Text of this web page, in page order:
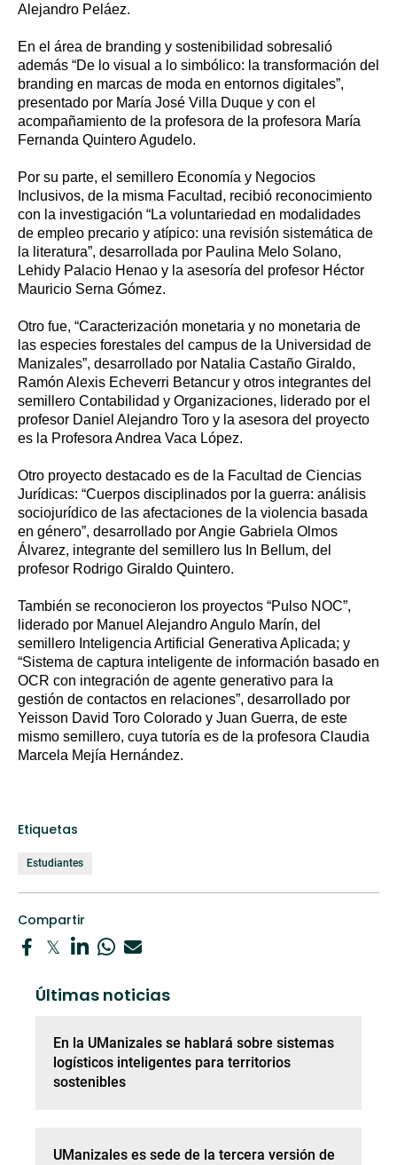
Alejandro Peláez.
En el área de branding y sostenibilidad sobresalió
además “De lo visual a lo simbólico: la transformación del
branding en marcas de moda en entornos digitales”,
presentado por María José Villa Duque y con el
acompañamiento de la profesora de la profesora María
Fernanda Quintero Agudelo.
Por su parte, el semillero Economía y Negocios
Inclusivos, de la misma Facultad, recibió reconocimiento
con la investigación “La voluntariedad en modalidades
de empleo precario y atípico: una revisión sistemática de
la literatura”, desarrollada por Paulina Melo Solano,
Lehidy Palacio Henao y la asesoría del profesor Héctor
Mauricio Serna Gómez.
Otro fue, “Caracterización monetaria y no monetaria de
las especies forestales del campus de la Universidad de
Manizales”, desarrollado por Natalia Castaño Giraldo,
Ramón Alexis Echeverri Betancur y otros integrantes del
semillero Contabilidad y Organizaciones, liderado por el
profesor Daniel Alejandro Toro y la asesora del proyecto
es la Profesora Andrea Vaca López.
Otro proyecto destacado es de la Facultad de Ciencias
Jurídicas: “Cuerpos disciplinados por la guerra: análisis
sociojurídico de las afectaciones de la violencia basada
en género”, desarrollado por Angie Gabriela Olmos
Álvarez, integrante del semillero Ius In Bellum, del
profesor Rodrigo Giraldo Quintero.
También se reconocieron los proyectos “Pulso NOC”,
liderado por Manuel Alejandro Angulo Marín, del
semillero Inteligencia Artificial Generativa Aplicada; y
“Sistema de captura inteligente de información basado en
OCR con integración de agente generativo para la
gestión de contactos en relaciones”, desarrollado por
Yeisson David Toro Colorado y Juan Guerra, de este
mismo semillero, cuya tutoría es de la profesora Claudia
Marcela Mejía Hernández.
Etiquetas
Estudiantes
Compartir
Últimas noticias
En la UManizales se hablará sobre sistemas
logísticos inteligentes para territorios
sostenibles
UManizales es sede de la tercera versión de